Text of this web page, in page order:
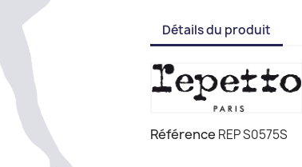
Détails du produit
Référence REP S0575S